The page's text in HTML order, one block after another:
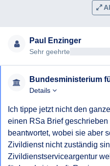
Paul Enzinger
Sehr geehrte
Details
Ich tippe jetzt nicht den
einen RSa Brief
beantwortet, wobei sie aber
Zivildienst nicht zuständig
Zivildienstserviceargentur